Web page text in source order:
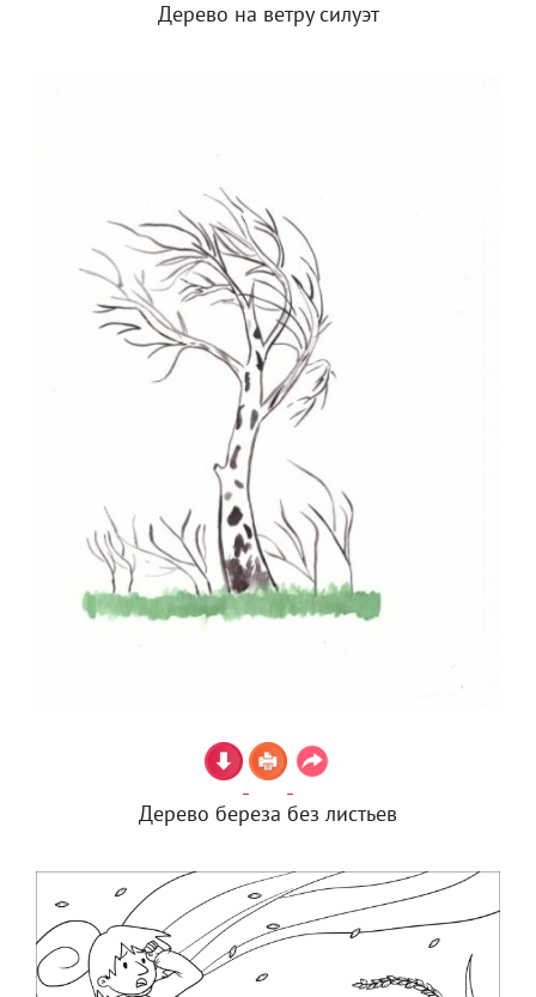
Дерево на ветру силуэт
Дерево береза без листьев